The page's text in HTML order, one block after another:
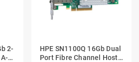
2-
HPE SN1100Q 16Gb Dual
Port Fibre Channel Host